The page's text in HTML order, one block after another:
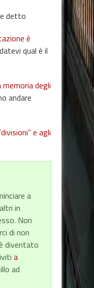
detto
è
qual è il
memoria degli
andare
e agli
a
in
Non
di non
diventato
a
ad